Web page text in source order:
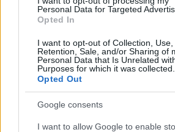
Personal Data for Targeted
Opted In
I want to opt-out of Collection, Use,
Retention, Sale, and/or Sharing of
Personal Data that Is Unrelated
Purposes for which it was collected.
Opted Out
Google consents
I want to allow Google to enable